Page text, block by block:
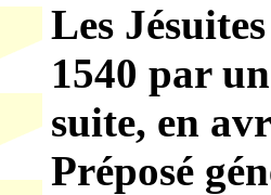
Les
1540 par
suite, en
Préposé